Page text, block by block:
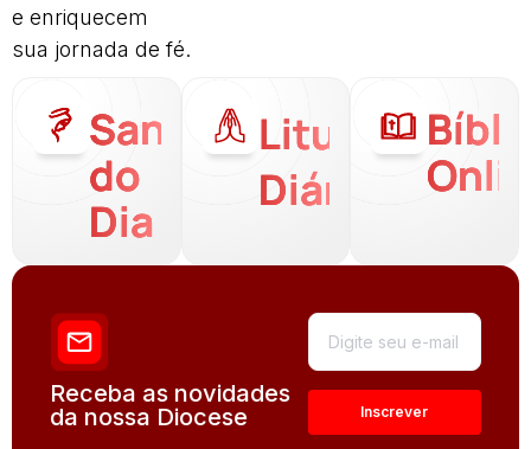
e enriquecem
sua jornada de fé.
Santo
do
Dia
Liturgia
Diária
Receba as novidades
da nossa Diocese